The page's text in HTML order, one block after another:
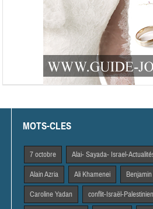
MOTS-CLES
7 octobre Alai- Sayada- Israel-
Alain Azria Ali Khamenei
Caroline Yadan conflit-Israël-